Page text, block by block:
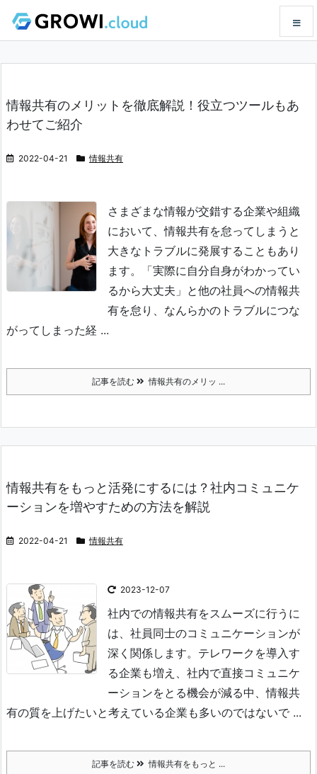
サイド
検索
情報共有のメリットを徹底解説！役立つツールもあ
わせてご紹介
2022-04-21 情報共有
さまざまな情報が交錯する企業や組織
において、情報共有を怠ってしまうと
大きなトラブルに発展することもあり
ます。
「実際に自分自身がわかってい
るから大丈夫」と他の社員への情報共
有を怠り、なんらかのトラブルにつな
がってしまった経 ...
記事を読む 情報共有のメリッ ...
情報共有をもっと活発にするには？社内コミュニケ
ーションを増やすための方法を解説
2022-04-21 情報共有
2023-12-07
社内での情報共有をスムーズに行うに
は、社員同士のコミュニケーションが
深く関係します。 テレワークを導入す
る企業も増え、社内で直接コミュニケ
ーションをとる機会が減る中、情報共
有の質を上げたいと考えている企業も多いのではないで ...
記事を読む 情報共有をもっと ...